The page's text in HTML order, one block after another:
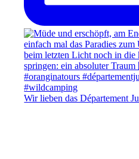
Wir lieben das Département